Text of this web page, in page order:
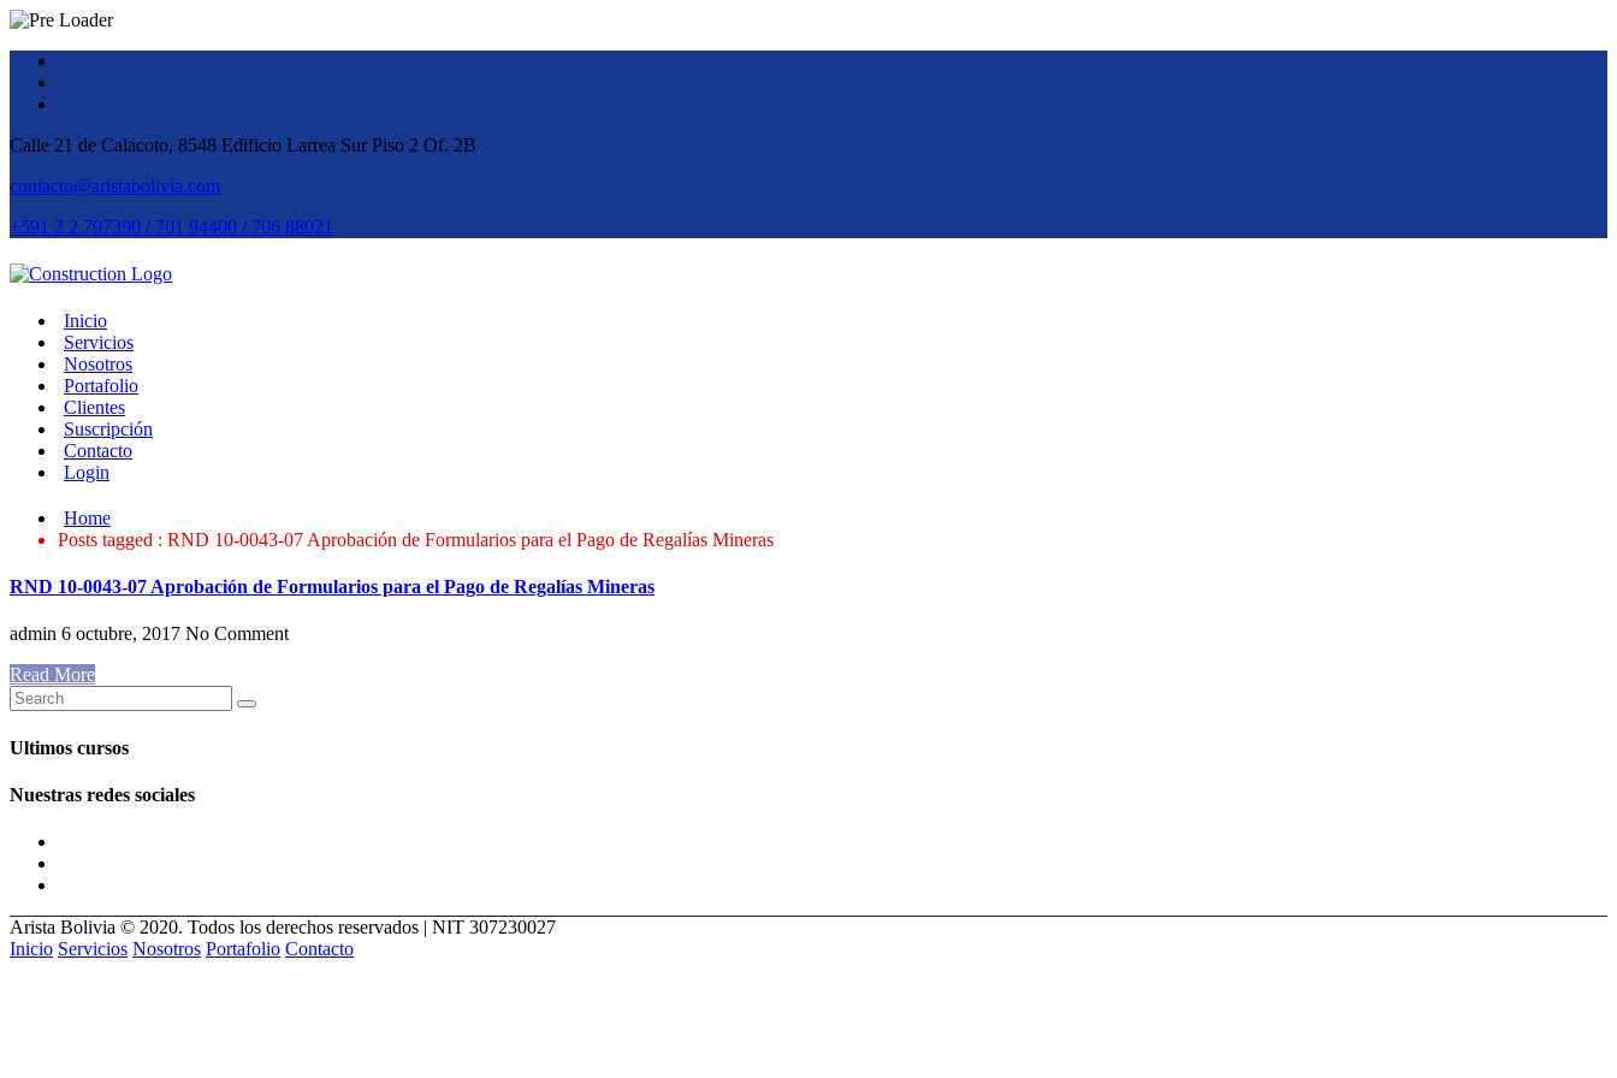
Calle 21 de Calacoto, 8548 Edificio Larrea Sur Piso 2 Of. 2B
contacto@aristabolivia.com
+591 2 2 797390 / 701 94400 / 706 88021
Inicio
Servicios
Nosotros
Portafolio
Clientes
Suscripción
Contacto
Login
Home
Posts tagged : RND 10-0043-07 Aprobación de Formularios para el Pago de Regalías Mineras
RND 10-0043-07 Aprobación de Formularios para el Pago de Regalías Mineras
admin 6 octubre, 2017 No Comment
Read More
Ultimos cursos
Nuestras redes sociales
Arista Bolivia © 2020. Todos los derechos reservados | NIT 307230027
Inicio Servicios Nosotros Portafolio Contacto